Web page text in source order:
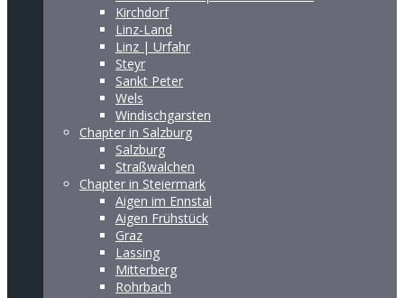
Kirchdorf
Linz-Land
Linz | Urfahr
Steyr
Sankt Peter
Wels
Windischgarsten
Chapter in Salzburg
Salzburg
Straßwalchen
Chapter in Steiermark
Aigen im Ennstal
Aigen Frühstück
Graz
Lassing
Mitterberg
Rohrbach